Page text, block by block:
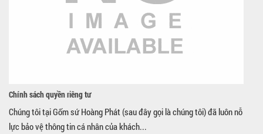
Chính sách quyền riêng tư
Chúng tôi tại Gốm sứ Hoàng Phát (sau đây gọi là chúng tôi) đã luôn nỗ
lực bảo vệ thông tin cá nhân của khách...